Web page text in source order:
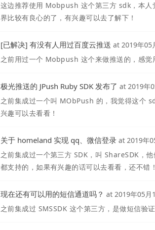
这边推荐使用 Mobpush 这个第三方 sdk，本人
界比较有良心的了，有兴趣可以去了解下！
[已解决] 有没有人用过百度云推送 at 2019年05
之前用过一个 Mobpush 这个来做推送的，感觉
极光推送的 JPush Ruby SDK 发布了 at 2019年
之前集成过一个叫 MObPush 的，我觉得这个
兴趣可以去看看！
关于 homeland 实现 qq、微信登录 at 2019年
之前集成过一个第三方 SDK，叫 ShareSDK，
都支持的，如果有兴趣的话可以去看看，还不错！
现在还有可以用的短信通道吗？ at 2019年05月
之前集成过 SMSSDK 这个第三方，是做短信验